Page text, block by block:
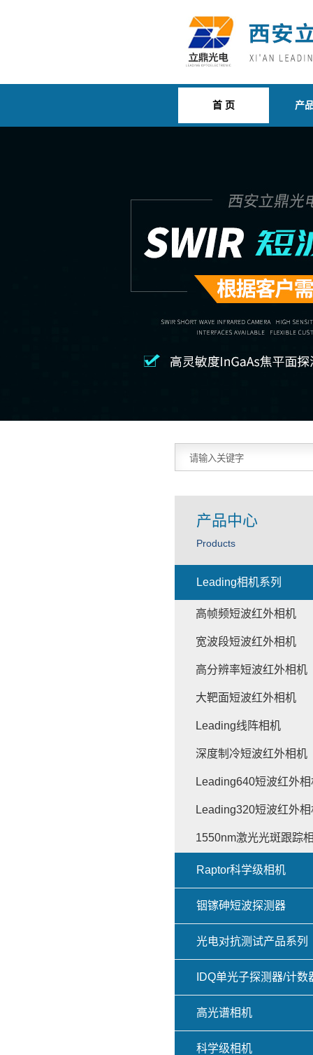
首 页 产
产品中心
Products
Leading相机系列
高帧频短波红外相机
宽波段短波红外相机
高分辨率短波红外相机
大靶面短波红外相机
Leading线阵相机
深度制冷短波红外相机
Leading640短波红外相
Leading320短波红外相
1550nm激光光斑跟踪
Raptor科学级相机
铟镓砷短波探测器
光电对抗测试产品系列
IDQ单光子探测器/计数
高光谱相机
科学级相机